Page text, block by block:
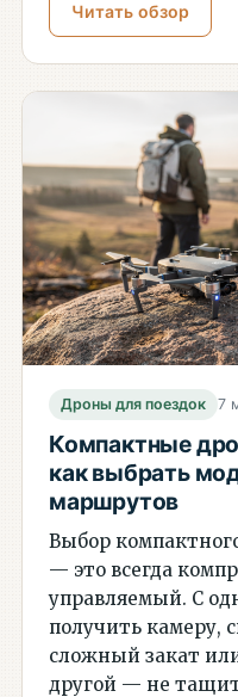
Читать обзор
Дроны для поездок 7
Компактные
как выбрать
маршрутов
Выбор
— это всегда
управляемый. С
получить камеру,
сложный закат
другой — не